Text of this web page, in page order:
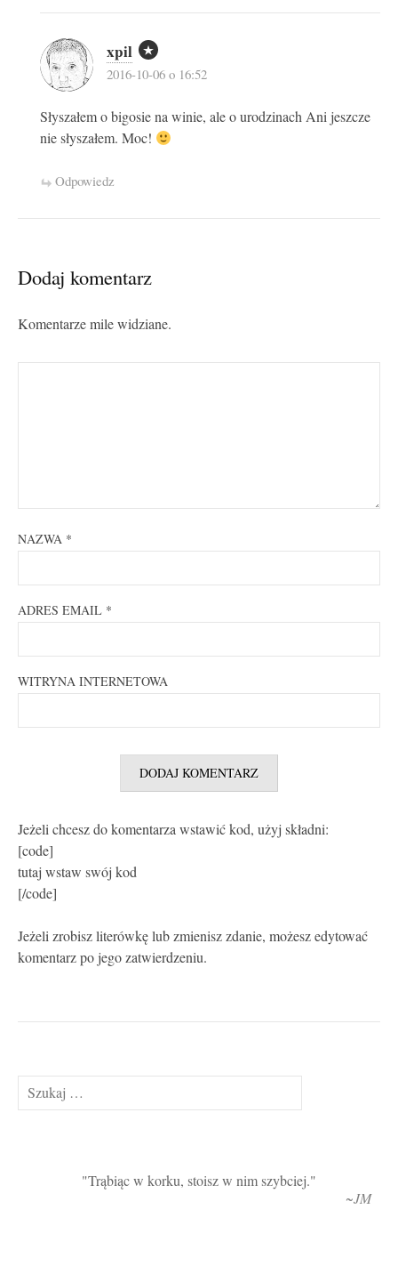
xpil
2016-10-06 o 16:52
Słyszałem o bigosie na winie, ale o urodzinach Ani jeszcze
nie słyszałem. Moc!
Odpowiedz
Dodaj komentarz
Komentarze mile widziane.
NAZWA *
ADRES EMAIL *
WITRYNA INTERNETOWA
Jeżeli chcesz do komentarza wstawić kod, użyj składni:
[code]
tutaj wstaw swój kod
[/code]
Jeżeli zrobisz literówkę lub zmienisz zdanie, możesz edytować
komentarz po jego zatwierdzeniu.
Szukaj:
Trąbiąc w korku, stoisz w nim szybciej.
~JM